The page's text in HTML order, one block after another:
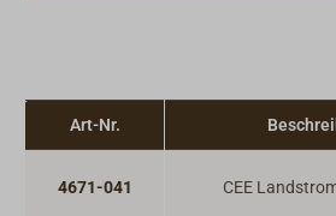
Elektro-Motoren
Motorschaltung & Schaltkabel
Motorenzubehör
Art-Nr.
4671-041 CEE